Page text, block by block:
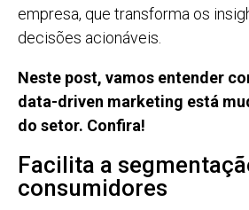
empresa, que transforma os
decisões acionáveis.
Neste post, vamos entender
data-driven marketing está
do setor. Confira!
Facilita a
consumidores